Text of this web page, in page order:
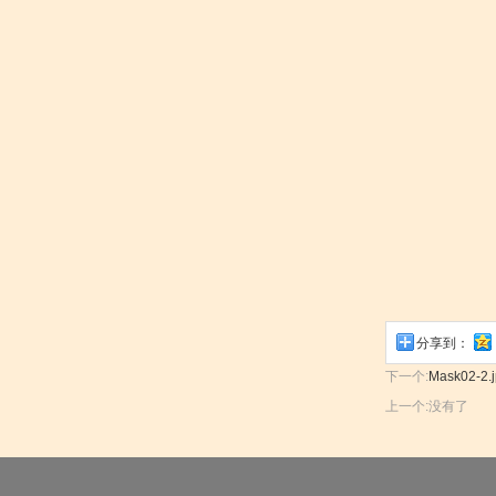
分享到：
下一个:Mask02-
上一个:没有了